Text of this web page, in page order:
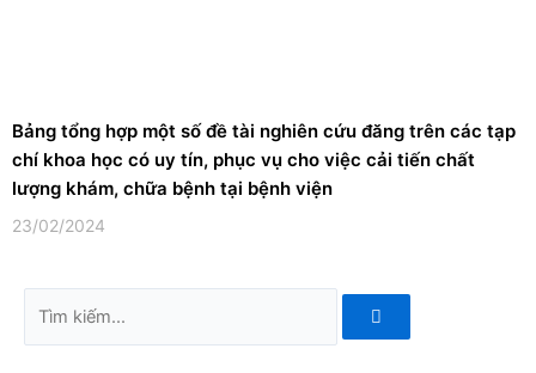
Bảng tổng hợp một số đề tài nghiên cứu đăng trên các tạp
chí khoa học có uy tín, phục vụ cho việc cải tiến chất
lượng khám, chữa bệnh tại bệnh viện
23/02/2024
kiếm